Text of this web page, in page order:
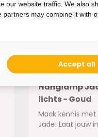
300,-
175,-
Hanglamp
lichts - Goud
Maak kennis
Jade! Laat jouw
our website traffic. We also
may combine it with
Accept all